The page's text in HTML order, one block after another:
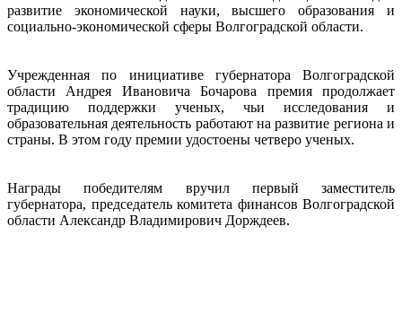
развитие экономической науки, высшего образования и
социально-экономической сферы Волгоградской области.
Учрежденная по инициативе губернатора Волгоградской
области Андрея Ивановича Бочарова премия продолжает
традицию поддержки ученых, чьи исследования и
образовательная деятельность работают на развитие региона и
страны. В этом году премии удостоены четверо ученых.
Награды победителям вручил первый заместитель
губернатора, председатель комитета финансов Волгоградской
области Александр Владимирович Дорждеев.